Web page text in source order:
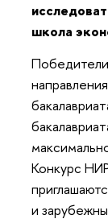
школа
Конкурс
и